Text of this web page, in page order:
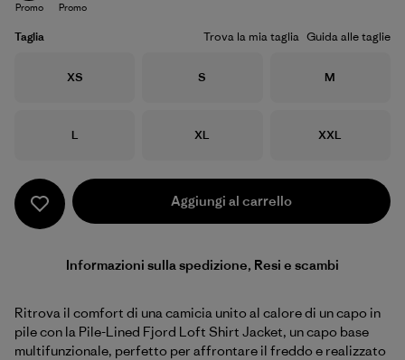
Promo Promo
Taglia Trova la mia taglia Guida alle taglie
Taglia
XS Taglia
S Taglia
M
Taglia
L Taglia
XL Taglia
XXL
Aggiungi al carrello
Informazioni sulla spedizione, Resi e scambi
Ritrova il comfort di una camicia unito al calore di un capo in
pile con la Pile-Lined Fjord Loft Shirt Jacket, un capo base
multifunzionale, perfetto per affrontare il freddo e realizzato